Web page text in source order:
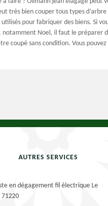
très bien couper tous types
pour fabriquer des biens. Si
notamment Noel, il faut le préparer
coupé sans condition. Vous pouvez
AUTRES SERVICES
en dégagement fil électrique Le
71220